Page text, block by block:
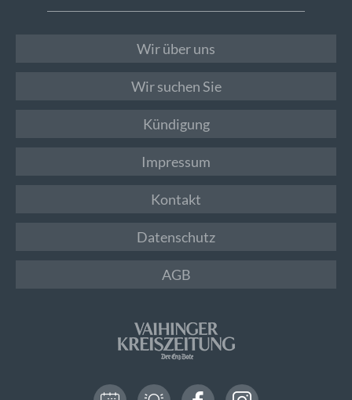
Wir über uns
Wir suchen Sie
Kündigung
Impressum
Kontakt
Datenschutz
AGB